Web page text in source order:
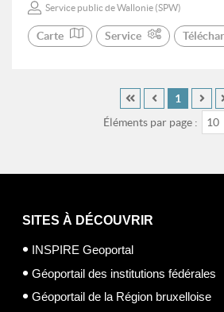
Service public de Wallonie (SPW)
Carte Service
Éléments par page : 10
1
SITES À DÉCOUVRIR
INSPIRE Geoportal
Géoportail des institutions fédérales
Géoportail de la Région bruxelloise